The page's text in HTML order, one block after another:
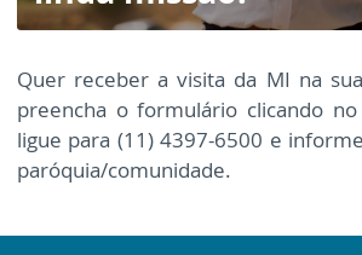
Quer receber a visita da MI na
preencha o formulário clicando
ligue para (11) 4397-6500 e
paróquia/comunidade.